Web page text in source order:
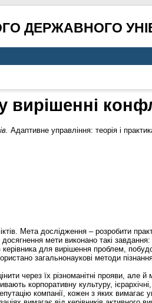
ДЕРЖАВНОГО
Адаптивне управління: теорія і
Мета дослідження – розробити
мети виконано такі
керівника для вирішення проблем,
загальнонаукові методи
через їх різноманітні прояви, але
корпоративну культуру,
компанії, кожен з яких вимагає